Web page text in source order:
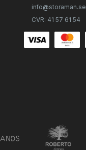
info@storaman.se
CVR: 41 57 61 54